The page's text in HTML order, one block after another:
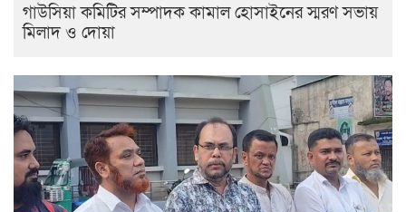
গাউসিয়া কমিটির সম্পাদক কামাল হোসাইনের স্মরণ সভায়
মিলাদ ও দোয়া